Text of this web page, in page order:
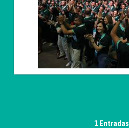
1 Entradas